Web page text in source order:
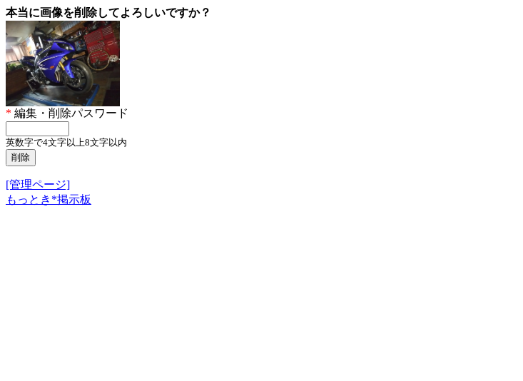
本当に画像を削除してよろしいですか？
* 編集・削除パスワード
英数字で4文字以上8文字以内
[管理ページ]
もっとき*掲示板